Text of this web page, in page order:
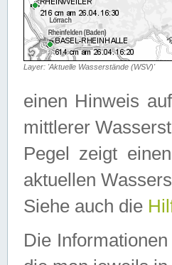
Layer: 'Aktuelle Wasserstände (WSV)'
einen Hinweis
mittlerer
Pegel zeigt
aktuellen
Siehe auch die
Die